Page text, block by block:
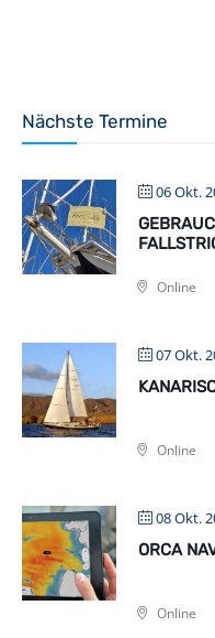
Nächste Termine
06 Okt.
Online
07 Okt.
Online
08 Okt.
ORCA
Online